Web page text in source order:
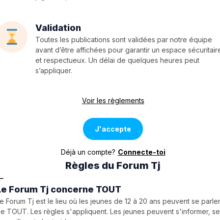
Validation
Toutes les publications sont validées par notre équipe
avant d’être affichées pour garantir un espace
et respectueux. Un délai de quelques heures peut
s’appliquer.
Voir les règlements
J'accepte
Déjà un compte? Connecte-toi
Règles du Forum Tj
Forum Tj concerne TOUT
Forum Tj est le lieu où les jeunes de 12 à 20 ans peuvent se
TOUT. Les règles s'appliquent. Les jeunes peuvent s'informer, se